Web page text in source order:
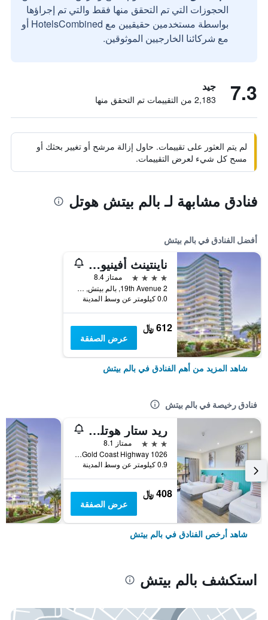
الحجوزات التي تم التحقق منها فقط والتي تم إجراؤها
بواسطة مستخدمين حقيقيين مع HotelsCombined أو
مع شركائنا الخارجيين الموثوقين.
7.3 جيد
2,183 من التقييمات تم التحقق منها
لم يتم العثور على تقييمات. حاول إزالة مرشح أو تغيير بحثك أو
مسح كل شيء لعرض التقييمات.
فنادق مشابهة لـ بالم بيتش هوتل
أفضل الفنادق في بالم بيتش
ناينتينث أفينيو أون ذا بيتش
4 نجوم
ممتاز 8.4
2 19th Avenue, بالم بيتش, QLD, أستراليا
0.0 كيلومتر عن وسط المدينة
612 ﷼
عرض الصفقة
شاهد المزيد من أهم الفنادق في بالم بيتش
فنادق رخيصة في بالم بيتش
ريد ستار هوتلز بالم بيتش
3 نجوم
ممتاز 8.1
1026 Gold Coast Highway, بالم بيتش, QLD, أستراليا
0.9 كيلومتر عن وسط المدينة
408 ﷼
عرض الصفقة
شاهد أرخص الفنادق في بالم بيتش
استكشف بالم بيتش